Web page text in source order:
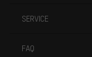
SERVICE
FAQ